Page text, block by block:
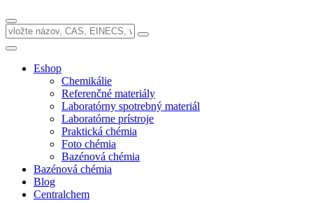
Eshop
Chemikálie
Referenčné materiály
Laboratórny spotrebný materiál
Laboratórne prístroje
Praktická chémia
Foto chémia
Bazénová chémia
Bazénová chémia
Blog
Centralchem